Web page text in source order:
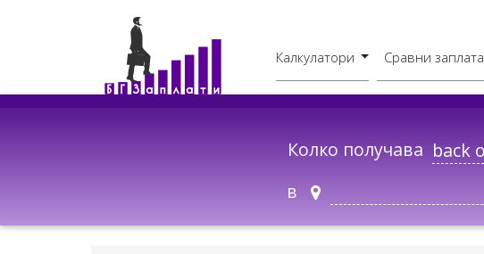
Калкулатори Сравни заплата
Колко получава
в